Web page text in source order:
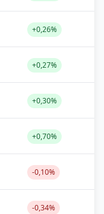
+0,26%
+0,27%
+0,30%
+0,70%
-0,10%
-0,34%